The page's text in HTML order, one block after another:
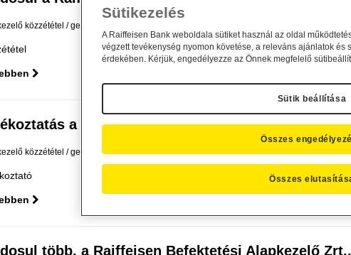
közzététel general
a Raiffeisen Befektetési Alapkezelő Zrt....
közzététel general 2023. január 9.
több, a Raiffeisen Befektetési Alapkezelő
Sütikezelés
A Raiffeisen Bank weboldala sütiket használ az oldal
végzett tevékenység nyomon követése, a releváns ajánlatok és
érdekében. Kérjük, engedélyezze az Önnek megfelelő
Sütik beállítása
Összes
Összes